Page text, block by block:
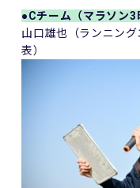
●Cチーム（マラソン3
山口雄也（ランニン
表）